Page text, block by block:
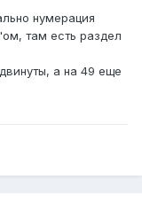
нумерация
там есть раздел
а на 49 еще